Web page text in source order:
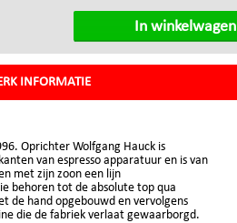
In winkelwagen
INFORMATIE
Oprichter Wolfgang Hauck is
van espresso apparatuur en is van
met zijn zoon een lijn
behoren tot de absolute top qua
de hand opgebouwd en vervolgens
die de fabriek verlaat gewaarborgd.